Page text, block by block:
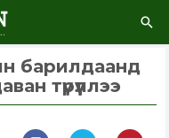
барилдаанд
түрүүллээ